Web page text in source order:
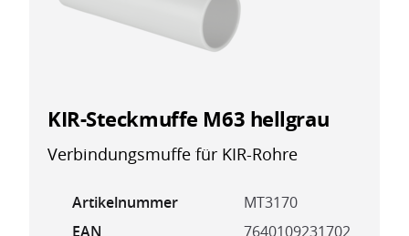
KIR-Steckmuffe M63 hellgrau
Verbindungsmuffe für KIR-Rohre
Artikelnummer
MT3170
EAN
7640109231702